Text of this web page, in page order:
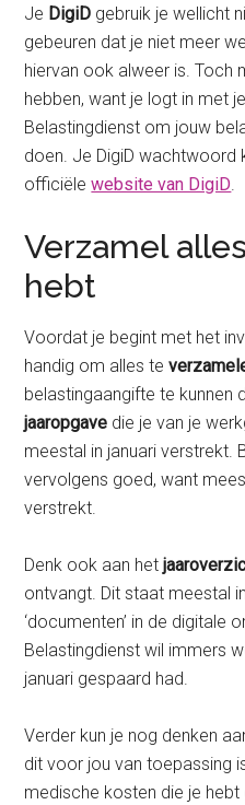
Je DigiD gebruik je wellicht
gebeuren dat je niet meer
hiervan ook alweer is. Toch
hebben, want je logt in met
Belastingdienst om jouw
doen. Je DigiD wachtwoord
officiëlewebsite van DigiD.
Verzamel
hebt
Voordat je begint met het
handig om alles te
belastingaangifte te kunnen
jaaropgave die je van je
meestal in januari verstrekt.
vervolgens goed, want
verstrekt.
Denk ook aan het
ontvangt. Dit staat meestal
‘documenten’ in de digitale
Belastingdienst wil immers
januari gespaard had.
Verder kun je nog denken
dit voor jou van toepassing
medische kosten die je